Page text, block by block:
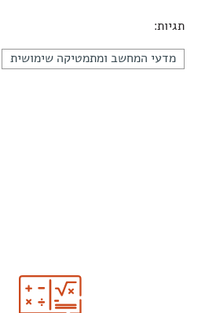
תגיות:
מדעי המחשב ומתמטיקה שימושית